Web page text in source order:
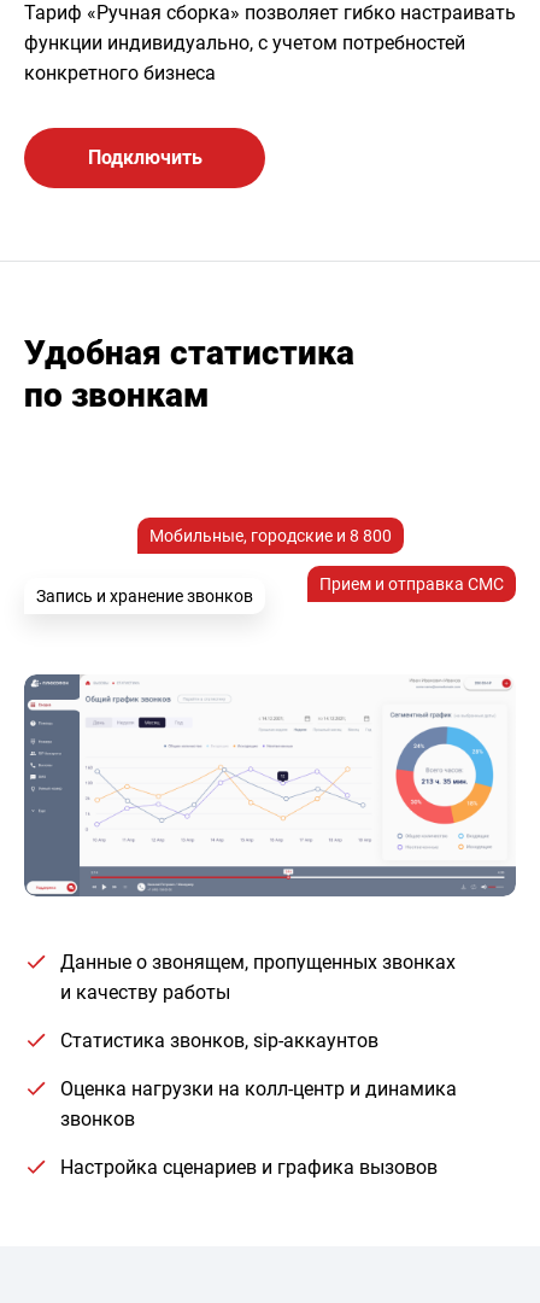
Тариф «Ручная сборка» позволяет гибко настраивать
функции индивидуально, с учетом потребностей
конкретного бизнеса
Подключить
Удобная статистика
по звонкам
Мобильные, городские и 8 800
Прием и отправка СМС
Запись и хранение звонков
Данные о звонящем, пропущенных звонках
и качеству работы
Статистика звонков, sip-аккаунтов
Оценка нагрузки на колл-центр и динамика
звонков
Настройка сценариев и графика вызовов